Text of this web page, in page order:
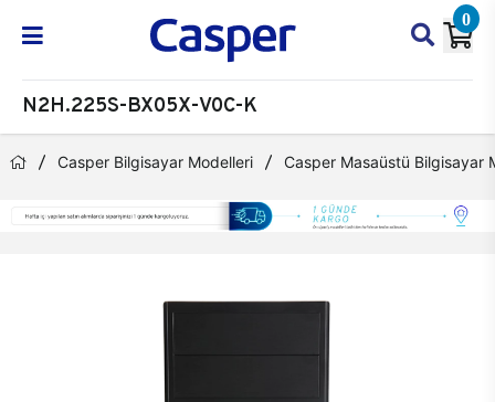
0
N2H.225S-BX05X-V0C-K
Casper Bilgisayar Modelleri Casper Masaüstü Bilgisayar